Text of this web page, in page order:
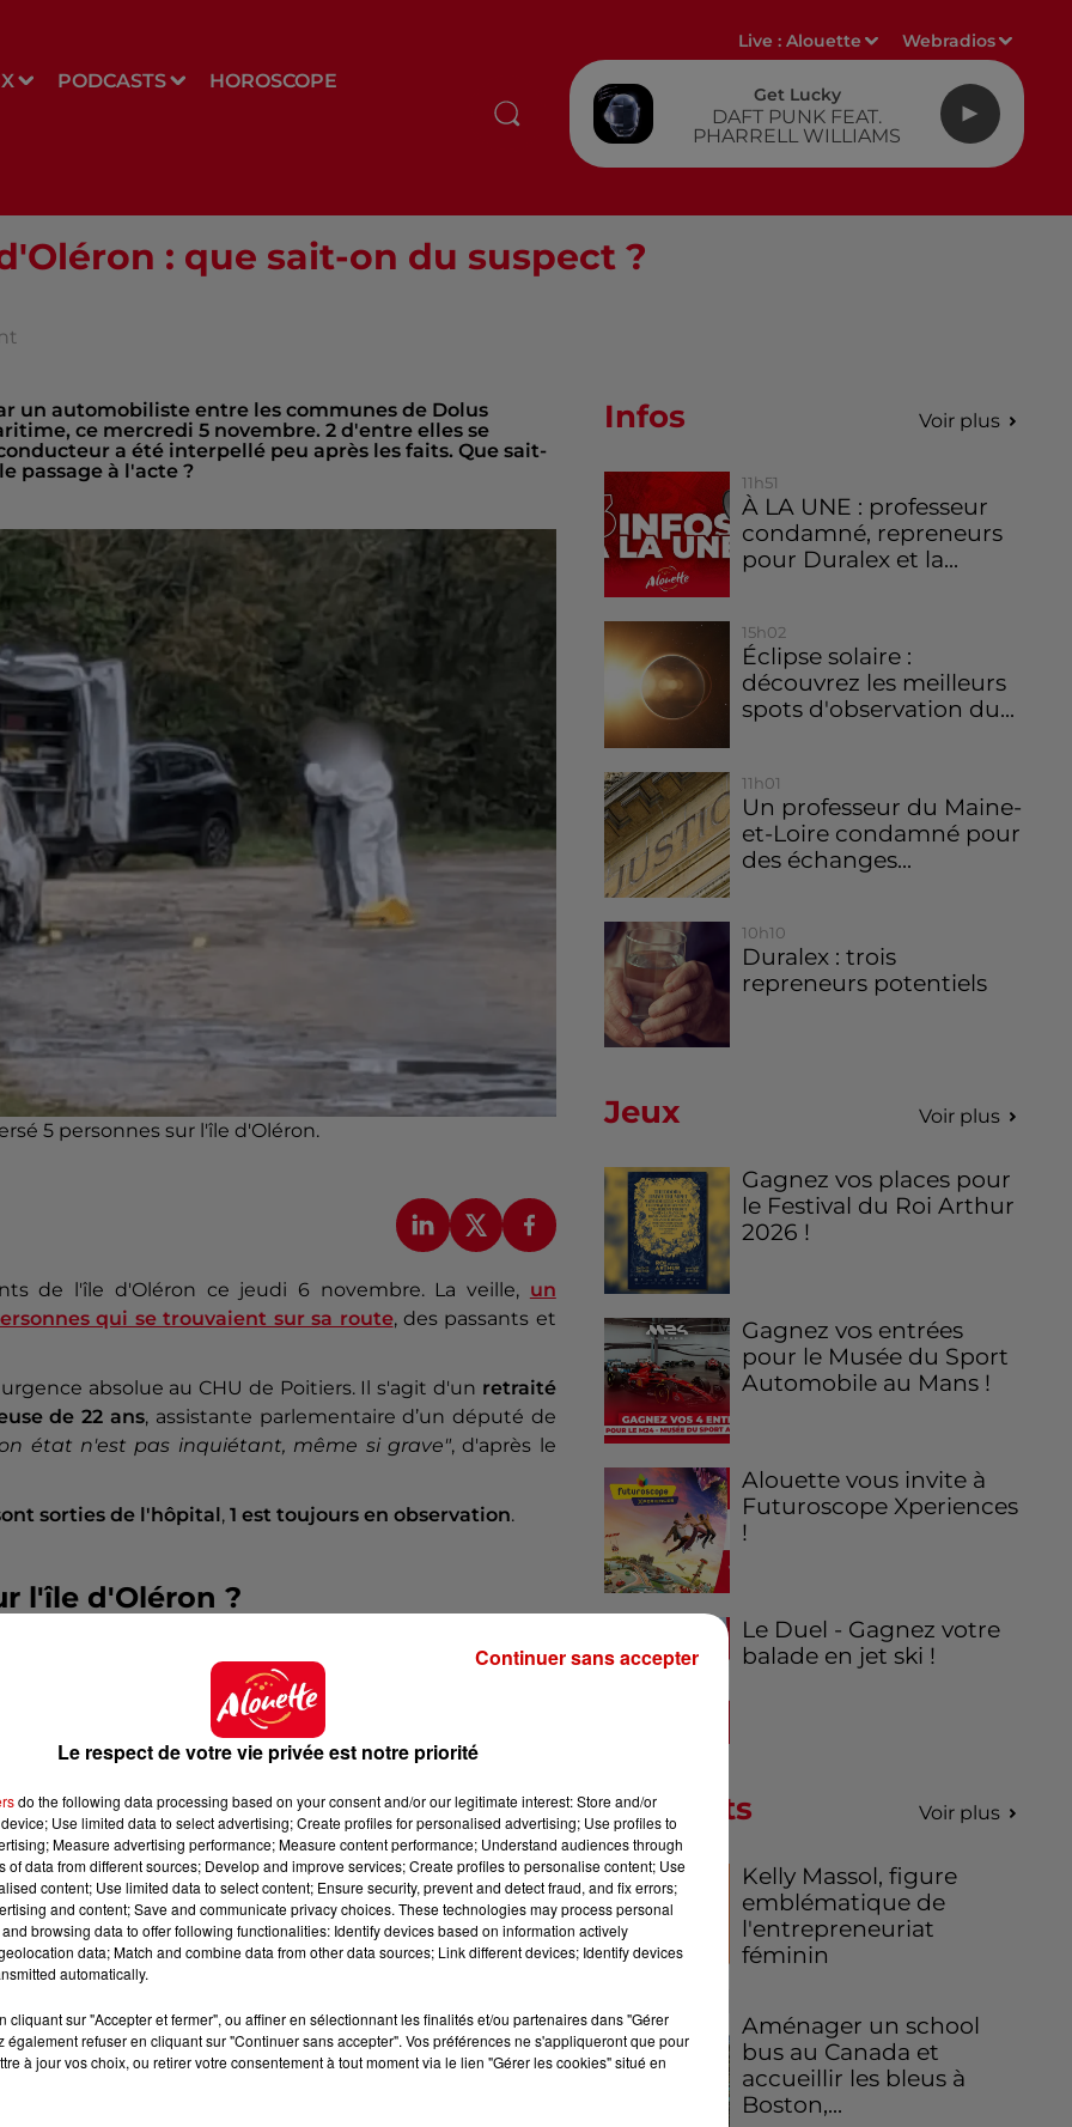
PODCASTS HOROSCOPE
Live :Alouette Webradios
Get Lucky
DAFT PUNK FEAT.
PHARRELL WILLIAMS
: que sait-on du suspect ?
un automobiliste entre les communes de Dolus
ce mercredi 5 novembre. 2 d'entre elles se
a été interpellé peu après les faits. Que sait-
passage à l'acte ?
5 personnes sur l'île d'Oléron.
de l'île d'Oléron ce jeudi 6 novembre. La veille, un
qui se trouvaient sur sa route, des passants et
absolue au CHU de Poitiers. Il s'agit d'un retraité
de 22 ans, assistante parlementaire d’un député de
état n'est pas inquiétant, même si grave", d'après le
sorties de l'hôpital, 1 est toujours en observation.
l'île d'Oléron ?
Saint-Pierre d'Oléron.
le maire de la commune, Christophe Sueur. Ce pêcheur
est connu pourdes faits liés à l'alcool et aux
: l'un pour vol, l'autre pour délit routier.
récente".
.
de l'attaque ?
a crié"Allah Akbar"
au titre de la radicalisation
à ce stadepas saisi , a déclaré le ministre de l'Intérieur,
PNAT reste toutefois en observation, selon les éléments
Infos Voir plus
11h51
À LA UNE : professeur
condamné, repreneurs
pour Duralex et la...
15h02
Éclipse solaire :
découvrez les meilleurs
spots d'observation du...
11h01
Un professeur du Maine-
et-Loire condamné pour
des échanges...
10h10
Duralex : trois
repreneurs potentiels
Jeux Voir plus
Gagnez vos places pour
le Festival du Roi Arthur
2026 !
Gagnez vos entrées
pour le Musée du Sport
Automobile au Mans !
Alouette vous invite à
Futuroscope Xperiences
!
Le Duel - Gagnez votre
balade en jet ski !
Podcasts Voir plus
Kelly Massol, figure
emblématique de
l'entrepreneuriat
féminin
Aménager un school
bus au Canada et
accueillir les bleus à
Boston,...
Le respect de votre vie privée est notre priorité
do the following data processing based on your consent and/or our legitimate interest: Store and/or
Use limited data to select advertising; Create profiles for personalised advertising; Use profiles to
Measure advertising performance; Measure content performance; Understand audiences through
of data from different sources; Develop and improve services; Create profiles to personalise content; Use
content; Use limited data to select content; Ensure security, prevent and detect fraud, and fix errors;
and content; Save and communicate privacy choices. These technologies may process personal
browsing data to offer following functionalities: Identify devices based on information actively
data; Match and combine data from other data sources; Link different devices; Identify devices
automatically.
cliquant sur "Accepter et fermer", ou affiner en sélectionnant les finalités et/ou partenaires dans "Gérer
également refuser en cliquant sur "Continuer sans accepter". Vos préférences ne s'appliqueront que pour
à jour vos choix, ou retirer votre consentement à tout moment via le lien "Gérer les cookies" situé en
Continuer sans accepter